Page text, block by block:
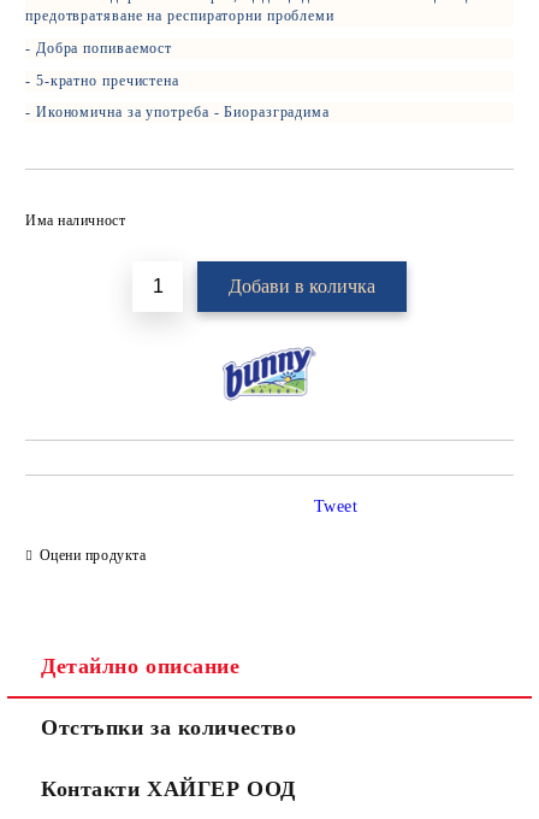
предотвратяване на респираторни проблеми
- Добра попиваемост
- 5-кратно пречистена
- Икономична за употреба - Биоразградима
Има наличност
Оцени продукта
Tweet
Детайлно описание
Отстъпки за количество
Контакти ХАЙГЕР ООД